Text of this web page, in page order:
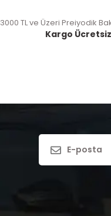
3000 TL ve Üzeri Preiyodik
Kargo Ücretsiz